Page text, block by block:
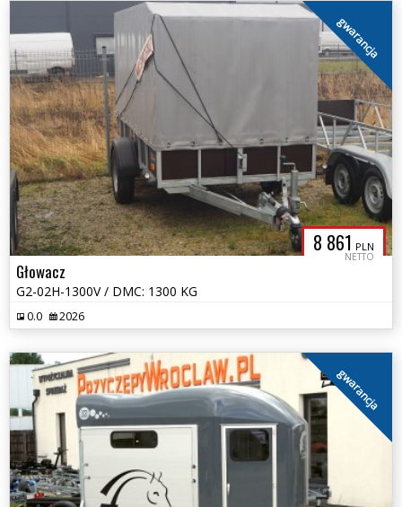
8 861 PLN
NETTO
gwarancja
Głowacz
G2-02H-1300V / DMC: 1300 KG
0.0 2026
gwarancja